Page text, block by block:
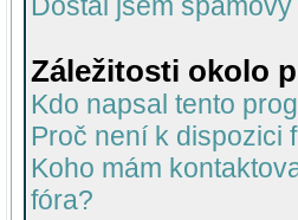
Záležitosti okolo
Kdo napsal tento
Proč není k dispozici
Koho mám
fóra?